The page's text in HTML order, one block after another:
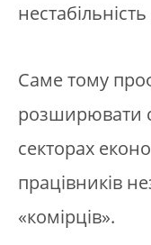
Саме тому
розширювати
секторах
працівників
«комірців».